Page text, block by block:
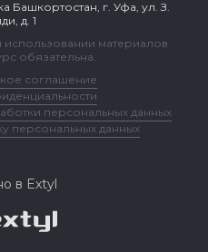
Башкортостан, г. Уфа, ул. З.
д. 1
материалов
обязательна.
соглашение
персональных данных
персональных данных
в Extyl